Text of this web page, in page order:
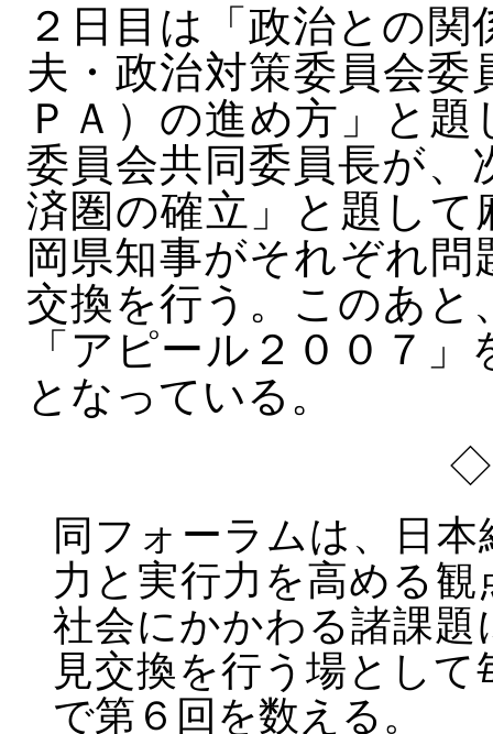
２日目は「政治との
夫・政治対策委員会
ＰＡ）の進め方」と
委員会共同委員長が、
済圏の確立」と題して
岡県知事がそれぞれ
交換を行う。このあと
「アピール２００７
となっている。
同フォーラムは、日
力と実行力を高める
社会にかかわる諸課
見交換を行う場とし
で第６回を数える。